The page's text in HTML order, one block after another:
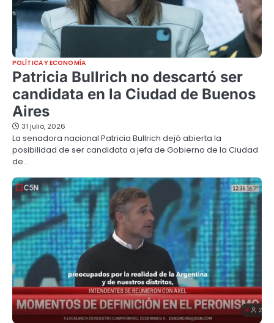
POLÍTICA Y ECONOMÍA
Patricia Bullrich no descartó ser
candidata en la Ciudad de Buenos
Aires
31 julio, 2026
La senadora nacional Patricia Bullrich dejó abierta la
posibilidad de ser candidata a jefa de Gobierno de la Ciudad
de…